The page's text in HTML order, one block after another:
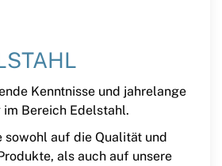
Kenntnisse und jahrelange
Bereich Edelstahl.
sowohl auf die Qualität und
als auch auf unsere